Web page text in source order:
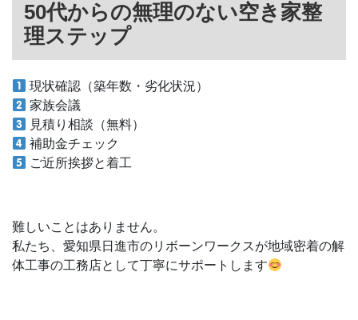
50代からの無理のない空き家整
理ステップ
現状確認（築年数・劣化状況）
家族会議
見積り相談（無料）
補助金チェック
ご近所挨拶と着工
難しいことはありません。
私たち、愛知県日進市のリボーンワークスが地域密着の解
体工事の工務店として丁寧にサポートします